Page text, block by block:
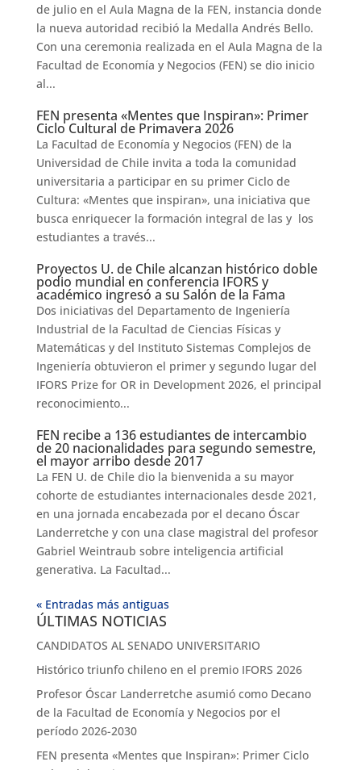
de julio en el Aula Magna de la FEN, instancia donde
la nueva autoridad recibió la Medalla Andrés Bello.
Con una ceremonia realizada en el Aula Magna de la
Facultad de Economía y Negocios (FEN) se dio inicio
al...
FEN presenta «Mentes que Inspiran»: Primer
Ciclo Cultural de Primavera 2026
La Facultad de Economía y Negocios (FEN) de la
Universidad de Chile invita a toda la comunidad
universitaria a participar en su primer Ciclo de
Cultura: «Mentes que inspiran», una iniciativa que
busca enriquecer la formación integral de las y los
estudiantes a través...
Proyectos U. de Chile alcanzan histórico doble
podio mundial en conferencia IFORS y
académico ingresó a su Salón de la Fama
Dos iniciativas del Departamento de Ingeniería
Industrial de la Facultad de Ciencias Físicas y
Matemáticas y del Instituto Sistemas Complejos de
Ingeniería obtuvieron el primer y segundo lugar del
IFORS Prize for OR in Development 2026, el principal
reconocimiento...
FEN recibe a 136 estudiantes de intercambio
de 20 nacionalidades para segundo semestre,
el mayor arribo desde 2017
La FEN U. de Chile dio la bienvenida a su mayor
cohorte de estudiantes internacionales desde 2021,
en una jornada encabezada por el decano Óscar
Landerretche y con una clase magistral del profesor
Gabriel Weintraub sobre inteligencia artificial
generativa. La Facultad...
« Entradas más antiguas
ÚLTIMAS NOTICIAS
CANDIDATOS AL SENADO UNIVERSITARIO
Histórico triunfo chileno en el premio IFORS 2026
Profesor Óscar Landerretche asumió como Decano
de la Facultad de Economía y Negocios por el
período 2026-2030
FEN presenta «Mentes que Inspiran»: Primer Ciclo